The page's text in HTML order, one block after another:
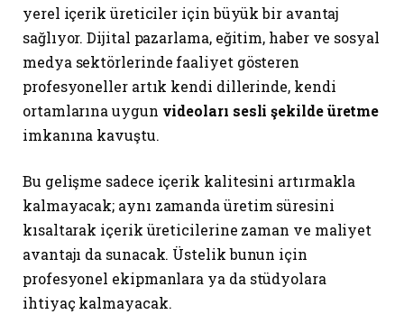
yerel içerik üreticiler için büyük bir avantaj
sağlıyor. Dijital pazarlama, eğitim, haber ve sosyal
medya sektörlerinde faaliyet gösteren
profesyoneller artık kendi dillerinde, kendi
ortamlarına uygun videoları sesli şekilde üretme
imkanına kavuştu.
Bu gelişme sadece içerik kalitesini artırmakla
kalmayacak; aynı zamanda üretim süresini
kısaltarak içerik üreticilerine zaman ve maliyet
avantajı da sunacak. Üstelik bunun için
profesyonel ekipmanlara ya da stüdyolara
ihtiyaç kalmayacak.